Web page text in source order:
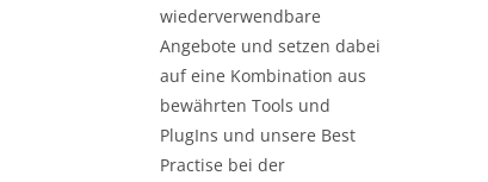
wiederverwendbare
Angebote und setzen dabei
auf eine Kombination aus
bewährten Tools und
PlugIns und unsere Best
Practise bei der